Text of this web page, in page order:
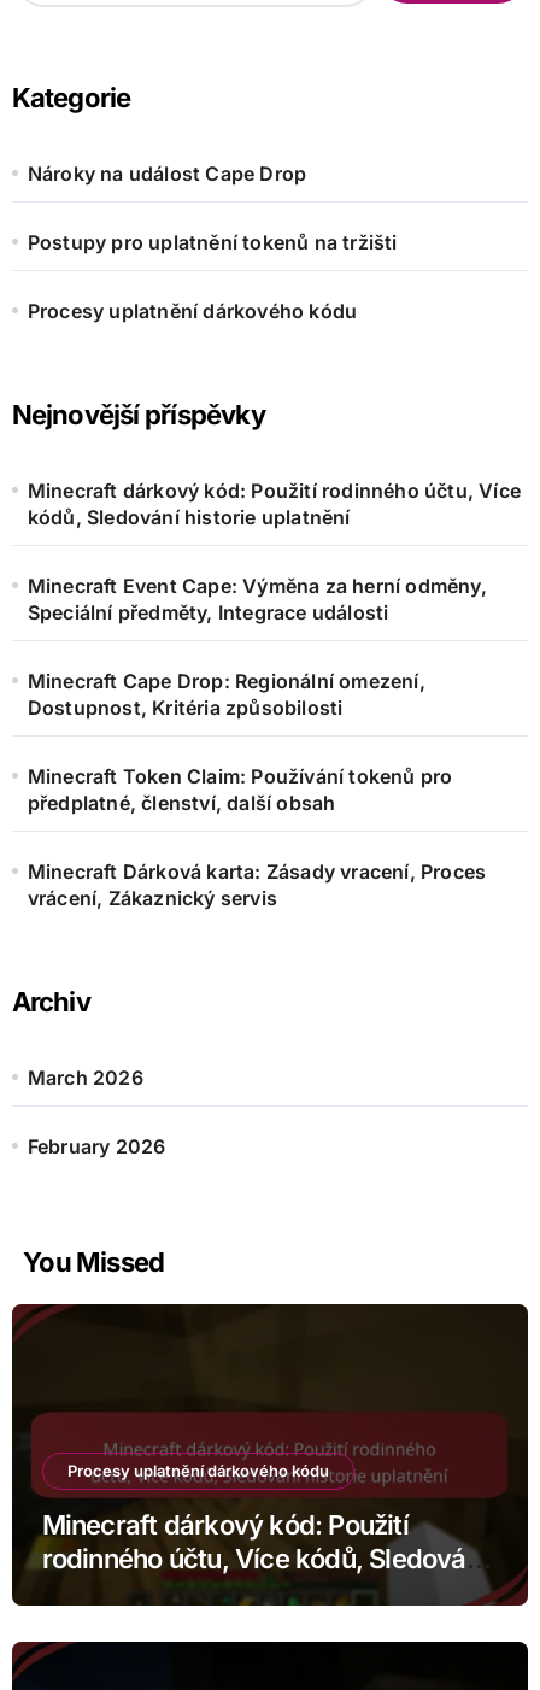
h
f
r
Kategorie
Nároky na událost Cape Drop
Postupy pro uplatnění tokenů na tržišti
Procesy uplatnění dárkového kódu
Nejnovější příspěvky
Minecraft dárkový kód: Použití rodinného účtu, Více
kódů, Sledování historie uplatnění
Minecraft Event Cape: Výměna za herní odměny,
Speciální předměty, Integrace události
Minecraft Cape Drop: Regionální omezení,
Dostupnost, Kritéria způsobilosti
Minecraft Token Claim: Používání tokenů pro
předplatné, členství, další obsah
Minecraft Dárková karta: Zásady vracení, Proces
vrácení, Zákaznický servis
Archiv
March 2026
February 2026
You Missed
Procesy uplatnění dárkového kódu
Minecraft dárkový kód: Použití
rodinného účtu, Více kódů, Sledování
historie uplatnění